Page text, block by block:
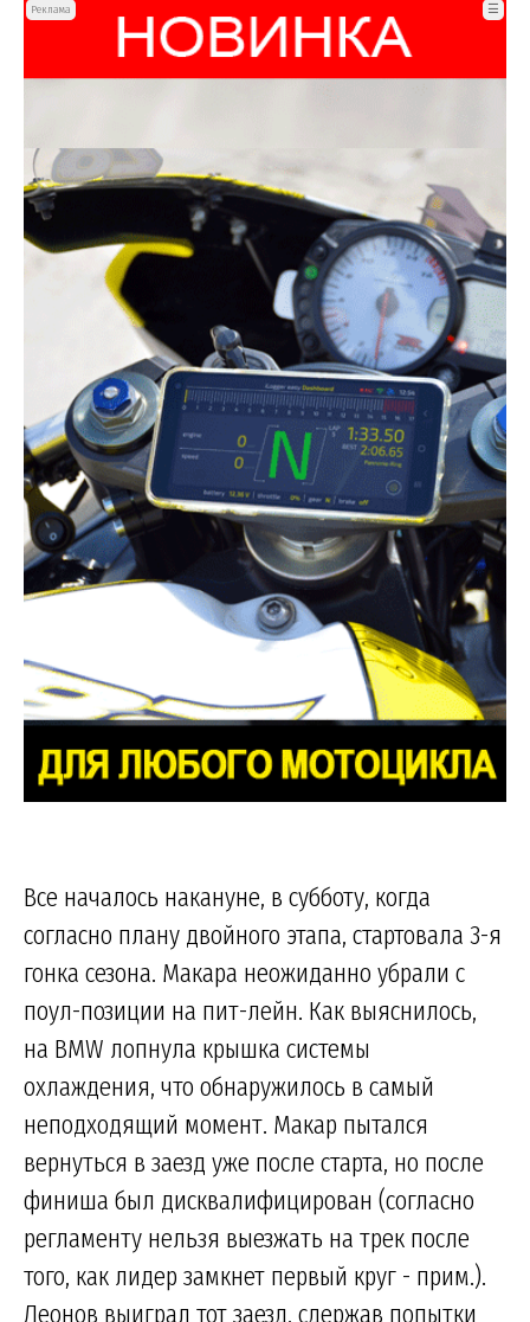
Реклама ☰
Все началось накануне, в субботу, когда
согласно плану двойного этапа, стартовала 3-я
гонка сезона. Макара неожиданно убрали с
поул-позиции на пит-лейн. Как выяснилось,
на BMW лопнула крышка системы
охлаждения, что обнаружилось в самый
неподходящий момент. Макар пытался
вернуться в заезд уже после старта, но после
финиша был дисквалифицирован (согласно
регламенту нельзя выезжать на трек после
того, как лидер замкнет первый круг - прим.).
Леонов выиграл тот заезд, сдержав попытки